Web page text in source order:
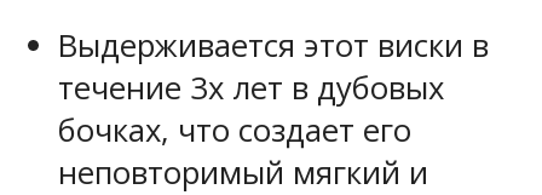
Выдерживается этот виски в
течение 3х лет в дубовых
бочках, что создает его
неповторимый мягкий и